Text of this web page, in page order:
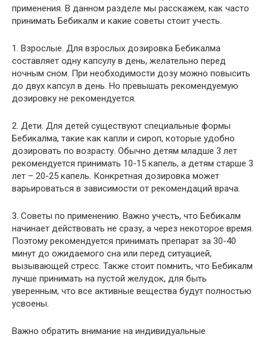
применения. В данном разделе мы расскажем, как часто
принимать Бебикалм и какие советы стоит учесть.
1. Взрослые. Для взрослых дозировка Бебикалма
составляет одну капсулу в день, желательно перед
ночным сном. При необходимости дозу можно повысить
до двух капсул в день. Но превышать рекомендуемую
дозировку не рекомендуется.
2. Дети. Для детей существуют специальные формы
Бебикалма, такие как капли и сироп, которые удобно
дозировать по возрасту. Обычно детям младше 3 лет
рекомендуется принимать 10-15 капель, а детям старше 3
лет – 20-25 капель. Конкретная дозировка может
варьироваться в зависимости от рекомендаций врача.
3. Советы по применению. Важно учесть, что Бебикалм
начинает действовать не сразу, а через некоторое время.
Поэтому рекомендуется принимать препарат за 30-40
минут до ожидаемого сна или перед ситуацией,
вызывающей стресс. Также стоит помнить, что Бебикалм
лучше принимать на пустой желудок, для быть
уверенным, что все активные вещества будут полностью
усвоены.
Важно обратить внимание на индивидуальные